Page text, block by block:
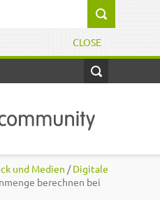
CLOSE
und Medien /Digitale
berechnen bei